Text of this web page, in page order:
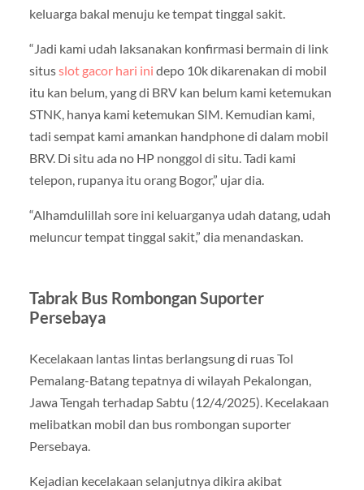
keluarga bakal menuju ke tempat tinggal sakit.
“Jadi kami udah laksanakan konfirmasi bermain di link
situsslot gacor hari ini depo 10k dikarenakan di mobil
itu kan belum, yang di BRV kan belum kami ketemukan
STNK, hanya kami ketemukan SIM. Kemudian kami,
tadi sempat kami amankan handphone di dalam mobil
BRV. Di situ ada no HP nonggol di situ. Tadi kami
telepon, rupanya itu orang Bogor,” ujar dia.
“Alhamdulillah sore ini keluarganya udah datang, udah
meluncur tempat tinggal sakit,” dia menandaskan.
Tabrak Bus Rombongan Suporter
Persebaya
Kecelakaan lantas lintas berlangsung di ruas Tol
Pemalang-Batang tepatnya di wilayah Pekalongan,
Jawa Tengah terhadap Sabtu (12/4/2025). Kecelakaan
melibatkan mobil dan bus rombongan suporter
Persebaya.
Kejadian kecelakaan selanjutnya dikira akibat